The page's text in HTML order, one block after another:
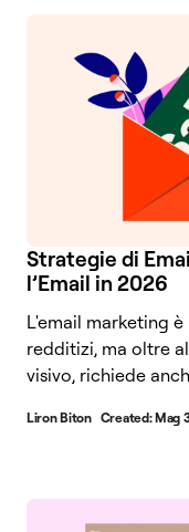
Strategie di
l’Email in 2026
L'email marketing
redditizi, ma oltre
visivo, richiede
Liron Biton Created:Mag